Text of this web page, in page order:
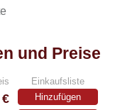
und Preise
Einkaufsliste
Hinzufügen